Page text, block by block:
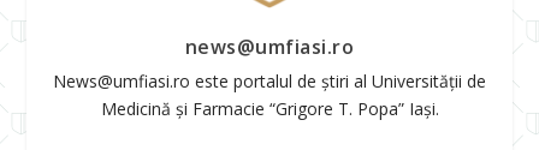
news@umfiasi.ro
News@umfiasi.ro este portalul de știri al Universității de
Medicină și Farmacie “Grigore T. Popa” Iași.